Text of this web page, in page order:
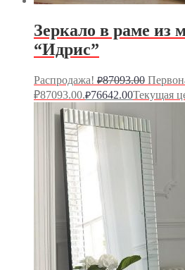
Зеркало в раме из
“Идрис”
Распродажа! ₽87093.00
₽87093.00.₽76642.00Текущая